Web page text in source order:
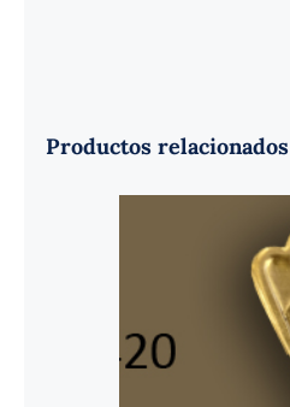
Productos relacionados